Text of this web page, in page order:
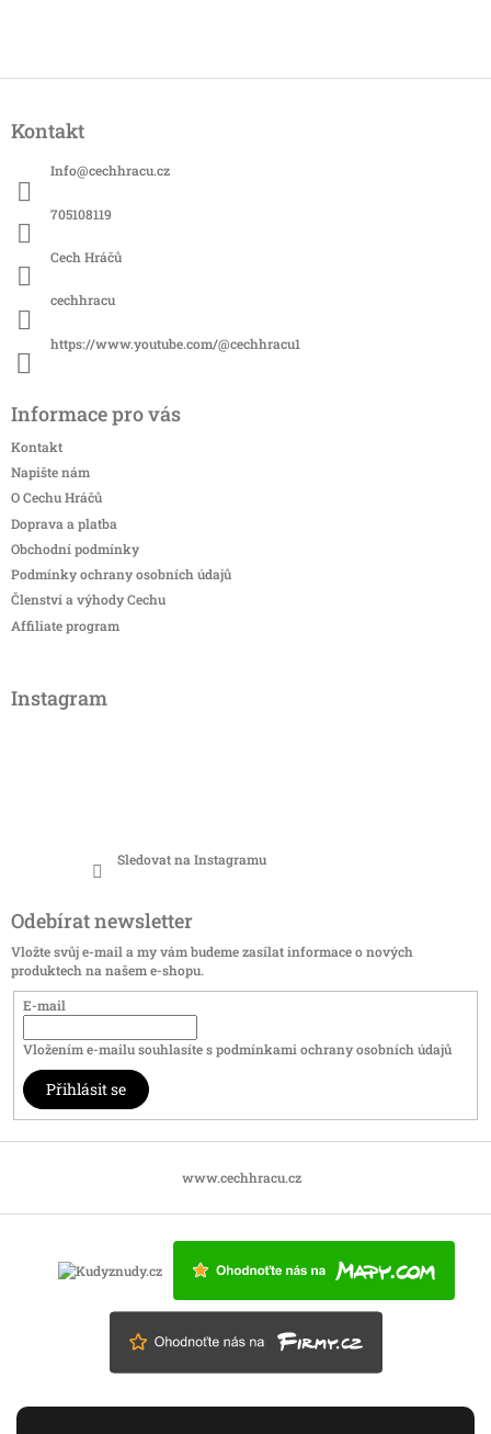
pKontakt
Info@cechhracu.cz
705108119
Cech Hráčů
cechhracu
https://www.youtube.com/@cechhracu1
Informace pro vás
Kontakt
Napište nám
O Cechu Hráčů
Doprava a platba
Obchodní podmínky
Podmínky ochrany osobních údajů
Členství a výhody Cechu
Affiliate program
Instagram
Sledovat na Instagramu
Odebírat newsletter
Vložte svůj e-mail a my vám budeme zasílat informace o nových
produktech na našem e-shopu.
E-mail
Vložením e-mailu souhlasíte spodmínkami ochrany osobních údajů
Přihlásit se
www.cechhracu.cz